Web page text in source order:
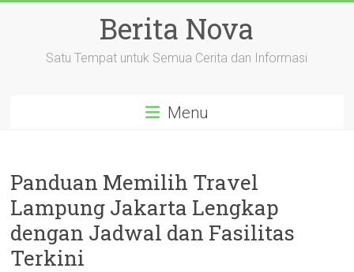
Berita Nova
Satu Tempat untuk Semua Cerita dan Informasi
Menu
Panduan Memilih Travel
Lampung Jakarta Lengkap
dengan Jadwal dan Fasilitas
Terkini